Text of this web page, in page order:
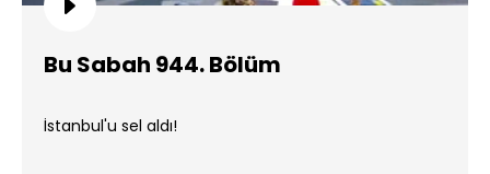
Bu Sabah 944. Bölüm
İstanbul'u sel aldı!